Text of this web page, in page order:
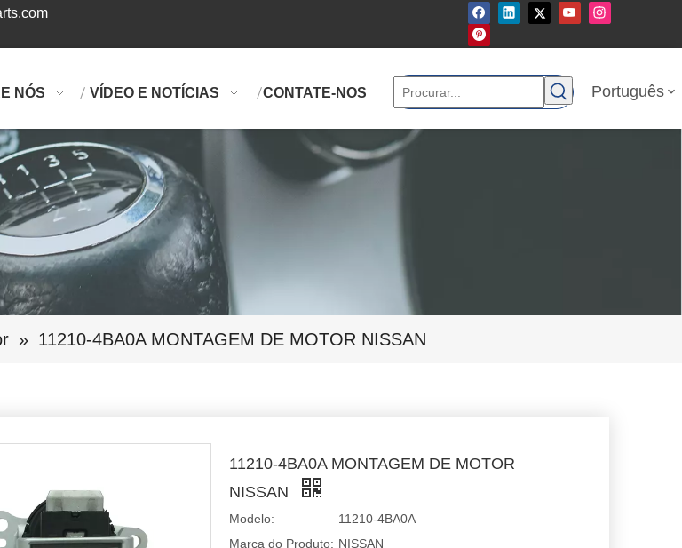
NÓS VÍDEO E NOTÍCIAS CONTATE-NOS Português
» 11210-4BA0A MONTAGEM DE MOTOR NISSAN
11210-4BA0A MONTAGEM DE MOTOR
NISSAN
Modelo:
11210-4BA0A
Marca do Produto: NISSAN